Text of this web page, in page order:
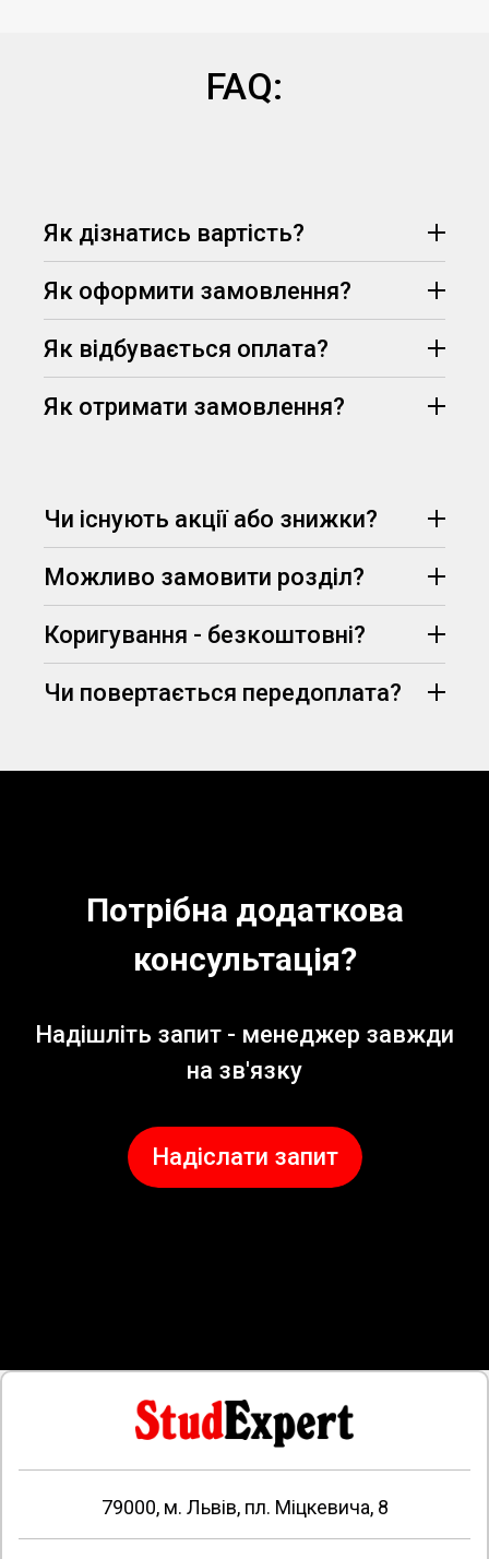
FAQ:
Як дізнатись вартість?
запит, узгодить всі деталі замовлення та
призначить його вартість.
Як оформити замовлення?
Як відбувається оплата?
Як отримати замовлення?
75% вартості
Чи існують акції або знижки?
(визначаються
менеджером, залежно від вимог та дедлайну
здачі)
Можливо замовити розділ?
Коригування - безкоштовні?
Чи повертається передоплата?
Потрібна додаткова
консультація?
Надішліть запит - менеджер завжди
на зв'язку
Надіслати запит
79000, м. Львів, пл. Міцкевича, 8